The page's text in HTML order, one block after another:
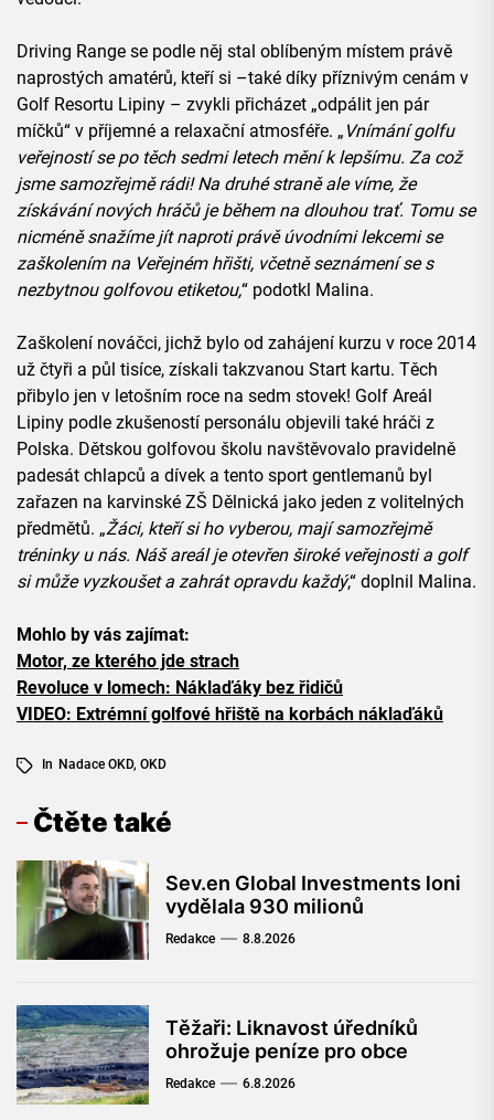
Driving Range se podle něj stal oblíbeným místem právě
naprostých amatérů, kteří si –také díky příznivým cenám v
Golf Resortu Lipiny – zvykli přicházet „odpálit jen pár
míčků“ v příjemné a relaxační atmosféře. „ Vnímání golfu
veřejností se po těch sedmi letech mění k lepšímu. Za což
jsme samozřejmě rádi! Na druhé straně ale víme, že
získávání nových hráčů je během na dlouhou trať. Tomu se
nicméně snažíme jít naproti právě úvodními lekcemi se
zaškolením na Veřejném hřišti, včetně seznámení se s
nezbytnou golfovou etiketou,“ podotkl Malina.
Zaškolení nováčci, jichž bylo od zahájení kurzu v roce 2014
už čtyři a půl tisíce, získali takzvanou Start kartu. Těch
přibylo jen v letošním roce na sedm stovek! Golf Areál
Lipiny podle zkušeností personálu objevili také hráči z
Polska. Dětskou golfovou školu navštěvovalo pravidelně
padesát chlapců a dívek a tento sport gentlemanů byl
zařazen na karvinské ZŠ Dělnická jako jeden z volitelných
předmětů. „Žáci, kteří si ho vyberou, mají samozřejmě
tréninky u nás. Náš areál je otevřen široké veřejnosti a golf
si může vyzkoušet a zahrát opravdu každý,“ doplnil Malina.
Mohlo by vás zajímat:
Motor, ze kterého jde strach
Revoluce v lomech: Náklaďáky bez řidičů
VIDEO: Extrémní golfové hřiště na korbách náklaďáků
In Nadace OKD, OKD
Čtěte také
Sev.en Global Investments loni
vydělala 930 milionů
Redakce 8.8.2026
Těžaři: Liknavost úředníků
ohrožuje peníze pro obce
Redakce 6.8.2026